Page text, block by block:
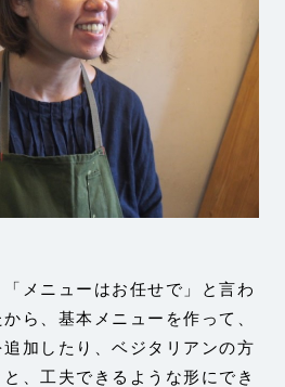
メニューはお任せで」と言わ
ら、基本メニューを作って、
加したり、ベジタリアンの方
、工夫できるような形にでき